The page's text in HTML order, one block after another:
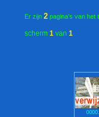
Er zijn 2 pagina's van het
scherm 1 van 1